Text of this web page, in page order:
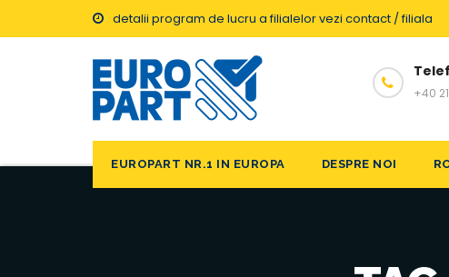
detalii program de lucru a filialelor vezi contact / filiala
+40
EUROPART NR.1 IN EUROPA DESPRE NOI